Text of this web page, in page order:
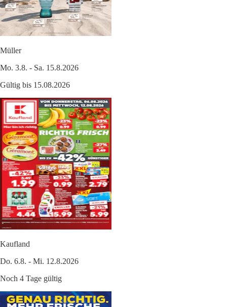
Müller
Mo. 3.8. - Sa. 15.8.2026
Gültig bis 15.08.2026
Kaufland
Do. 6.8. - Mi. 12.8.2026
Noch 4 Tage gültig